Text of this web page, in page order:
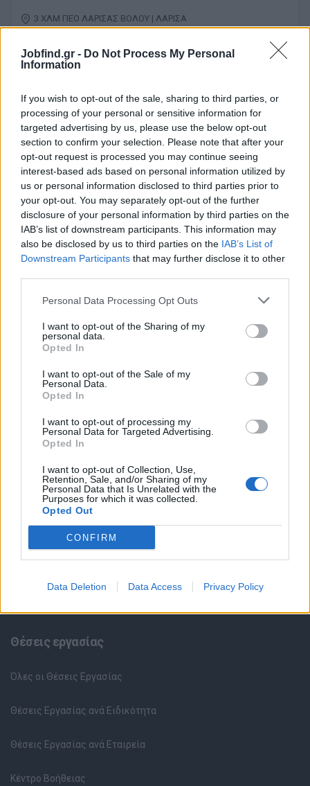
Jobfind.gr - Do Not Process My Personal
Information
If you wish to opt-out of the sale, sharing to third parties, or
processing of your personal or sensitive information for
targeted advertising by us, please use the below opt-out
section to confirm your selection. Please note that after your
opt-out request is processed you may continue seeing
interest-based ads based on personal information utilized by
us or personal information disclosed to third parties prior to
your opt-out. You may separately opt-out of the further
disclosure of your personal information by third parties on the
IAB’s list of downstream participants. This information may
also be disclosed by us to third parties on the IAB’s List of
Downstream Participants that may further disclose it to other
Personal Data Processing Opt Outs
I want to opt-out of the Sharing of my
personal data.
Opted In
I want to opt-out of the Sale of my
Personal Data.
Opted In
I want to opt-out of processing my
Personal Data for Targeted Advertising.
Opted In
I want to opt-out of Collection, Use,
Retention, Sale, and/or Sharing of my
Personal Data that Is Unrelated with the
Purposes for which it was collected.
Opted Out
CONFIRM
Data Deletion Data Access Privacy Policy
3 ΧΛΜ ΠΕΟ ΛΑΡΙΣΑΣ ΒΟΛΟΥ | ΛΑΡΙΣΑ
B2C Πωλητές Καπνικών Προϊόντων (Λάρισα)
Πλήρης απασχόληση
13/07/2026
B2B Εκπρόσωπος Πωλήσεων | DEDEMAN -
Λάρισα
Πλήρης απασχόληση
Θέσεις εργασίας
Όλες οι Θέσεις Εργασίας
Θέσεις Εργασίας ανά Ειδικότητα
Θέσεις Εργασίας ανά Εταιρεία
Κέντρο Βοήθειας